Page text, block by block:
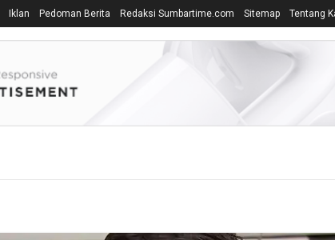
Iklan Pedoman Berita Redaksi Sumbartime.com Sitemap Tentang